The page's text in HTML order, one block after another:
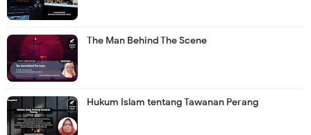
The Man Behind The Scene
Hukum Islam tentang Tawanan Perang